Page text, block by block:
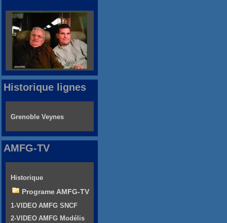
Historique lignes
Grenoble Veynes
AMFG-TV
Historique
Programe AMFG-TV
1-VIDEO AMFG SNCF
2-VIDEO AMFG Modélis